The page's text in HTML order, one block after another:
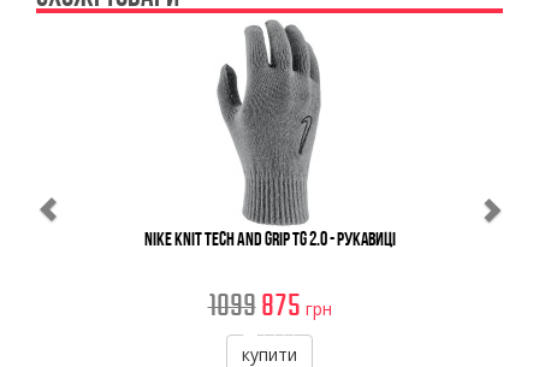
Nike Knit Tech And Grip Tg 2.0 - Рукавиці
1099 875 грн
купити